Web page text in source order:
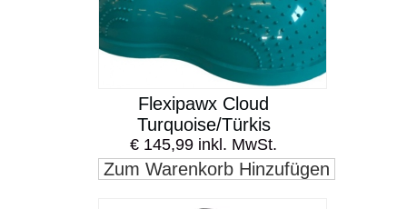
Flexipawx Cloud
Turquoise/Türkis
€ 145,99 inkl. MwSt.
Zum Warenkorb Hinzufügen